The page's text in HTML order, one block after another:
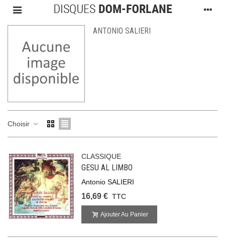
ANTONIO SALIERI
Choisir
CLASSIQUE
GESU AL LIMBO
Antonio SALIERI
16,69 € TTC
Ajouter Au Panier